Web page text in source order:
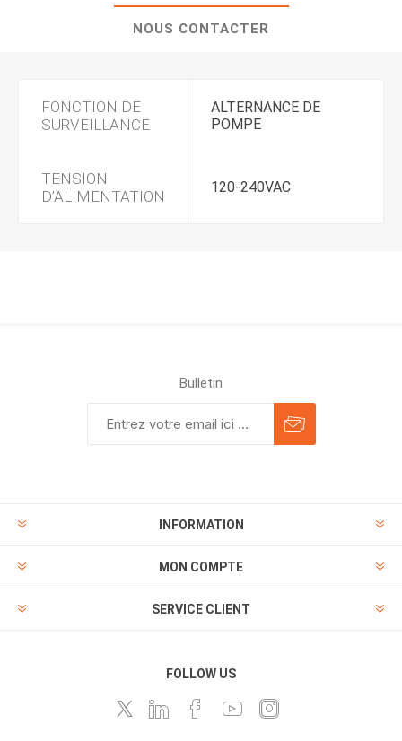
NOUS CONTACTER
FONCTION DE
SURVEILLANCE
ALTERNANCE DE
POMPE
TENSION
D’ALIMENTATION
120-240VAC
Bulletin
INFORMATION
MON COMPTE
SERVICE CLIENT
FOLLOW US